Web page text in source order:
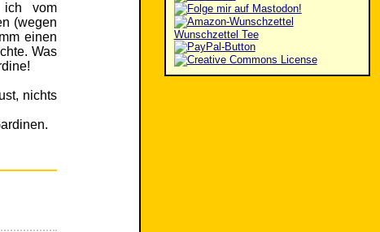
ich vom
(wegen
einen
Was
nichts
Wunschzettel Tee